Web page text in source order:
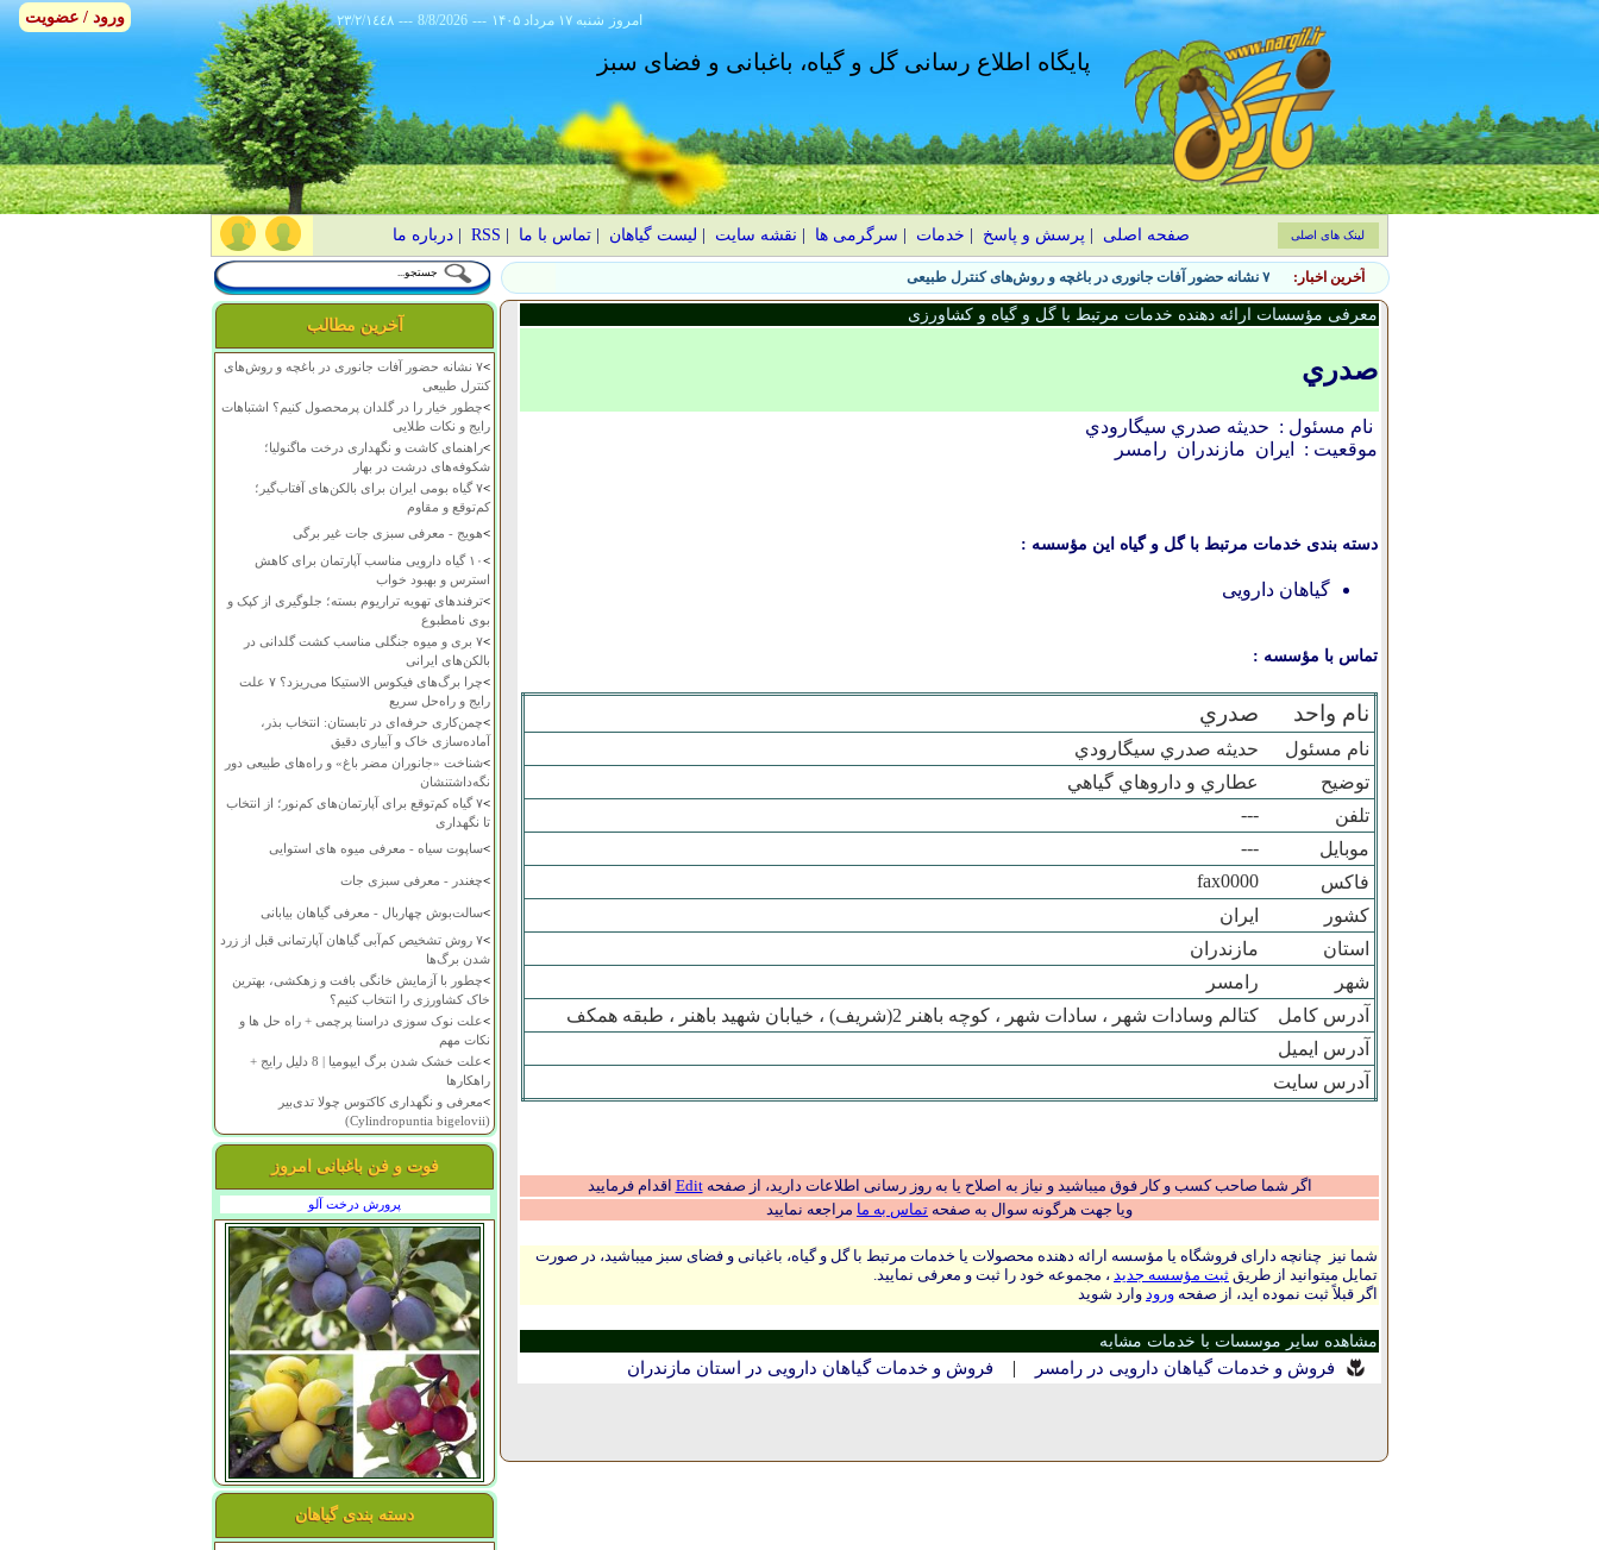
٢٣/٢/١٤٤٨ --- 8/8/2026 --- ۱۴۰۵ شنبه ۱۷ مرداد امروز
پایگاه اطلاع رسانی گل و گیاه، باغبانی و فضای سبز
صفحه اصلی پرسش و پاسخ خدمات سرگرمی ها نقشه سایت لیست گیاهان |تماس با ما RSS
|درباره ما لینک های اصلی
آخرین اخبار: ۷ نشانه حضور آفات جانوری در باغچه و روش‌های کنترل طبیعی
آخرین مطالب
>
۷ نشانه حضور آفات جانوری در باغچه و روش‌های
کنترل طبیعی
>چطور خیار را در گلدان پرمحصول کنیم؟ اشتباهات
رایج و نکات طلایی
>راهنمای کاشت و نگهداری درخت ماگنولیا؛
شکوفه‌های درشت در بهار
>
۷ گیاه بومی ایران برای بالکن‌های آفتاب‌گیر؛
کم‌توقع و مقاوم
>هویج - معرفی سبزی جات غیر برگی
>
۱۰ گیاه دارویی مناسب آپارتمان برای کاهش
استرس و بهبود خواب
>ترفندهای تهویه تراریوم بسته؛ جلوگیری از کپک و
بوی نامطبوع
>
۷ بری و میوه جنگلی مناسب کشت گلدانی در
بالکن‌های ایرانی
>
چرا برگ‌های فیکوس الاستیکا می‌ریزد؟ ۷ علت
رایج و راه‌حل سریع
>چمن‌کاری حرفه‌ای در تابستان: انتخاب بذر،
آماده‌سازی خاک و آبیاری دقیق
>شناخت «جانوران مضر باغ» و راه‌های طبیعی دور
نگه‌داشتنشان
>
۷ گیاه کم‌توقع برای آپارتمان‌های کم‌نور؛ از انتخاب
تا نگهداری
>ساپوت سیاه - معرفی میوه های استوایی
>چغندر - معرفی سبزی جات
>سالت‌بوش چهاربال - معرفی گیاهان بیابانی
>
۷ روش تشخیص کم‌آبی گیاهان آپارتمانی قبل از زرد
شدن برگ‌ها
>چطور با آزمایش خانگی بافت و زهکشی، بهترین
خاک کشاورزی را انتخاب کنیم؟
>علت نوک سوزی دراسنا پرچمی + راه حل ها و
نکات مهم
>
علت خشک شدن برگ ایپومیا | 8 دلیل رایج +
راهکارها
>معرفی و نگهداری کاکتوس چولا تدی‌بیر
(Cylindropuntia bigelovii)
فوت و فن باغبانی امروز
پرورش درخت آلو
دسته بندی گیاهان
معرفی مؤسسات ارائه دهنده خدمات مرتبط با گل و گیاه و کشاورزی
صدري
نام مسئول : حديثه صدري سيگارودي
موقعیت :
ایران مازندران رامسر
دسته بندی خدمات مرتبط با گل و گیاه این مؤسسه :
گیاهان دارویی
تماس با مؤسسه :
نام واحد صدري
نام مسئول
حديثه صدري سيگارودي
توضیح
عطاري و داروهاي گياهي
تلفن
---
موبایل
---
فاکس
fax0000
کشور
ایران
استان
مازندران
شهر
رامسر
آدرس کامل
کتالم وسادات شهر ، سادات شهر ، کوچه باهنر 2(شريف) ، خيابان شهيد باهنر ، طبقه همکف
آدرس ایمیل
آدرس سایت
اگر شما صاحب کسب و کار فوق میباشید و نیاز به اصلاح یا به روز رسانی اطلاعات دارید، از صفحهEdit اقدام فرمایید
ویا جهت هرگونه سوال به صفحه تماس به ما مراجعه نمایید
شما نیز چنانچه دارای فروشگاه یا مؤسسه ارائه دهنده محصولات یا خدمات مرتبط با گل و گیاه، باغبانی و فضای سبز میباشید، در صورت
تمایل میتوانید از طریق ثبت مؤسسه جدید ، مجموعه خود را ثبت و معرفی نمایید.
اگر قبلاً ثبت نموده اید، از صفحه ورود وارد شوید
مشاهده سایر موسسات با خدمات مشابه
فروش و خدمات گیاهان دارویی در رامسر | فروش و خدمات گیاهان دارویی در استان مازندران
ورود / عضویت